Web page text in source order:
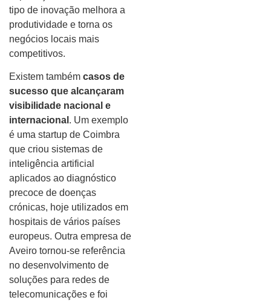
tipo de inovação melhora a
produtividade e torna os
negócios locais mais
competitivos.
Existem também casos de
sucesso que alcançaram
visibilidade nacional e
internacional . Um exemplo
é uma startup de Coimbra
que criou sistemas de
inteligência artificial
aplicados ao diagnóstico
precoce de doenças
crónicas, hoje utilizados em
hospitais de vários países
europeus. Outra empresa de
Aveiro tornou-se referência
no desenvolvimento de
soluções para redes de
telecomunicações e foi